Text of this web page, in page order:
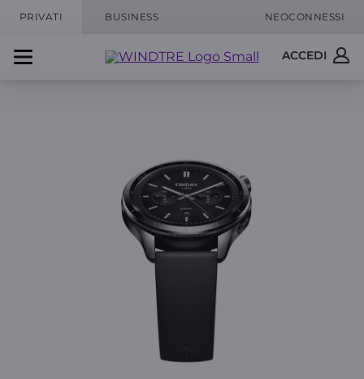
PRIVATI BUSINESS NEOCONNESSI
ACCEDI